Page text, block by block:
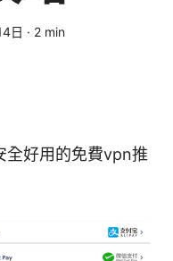
日 · 2 min
全好用的免費vpn推